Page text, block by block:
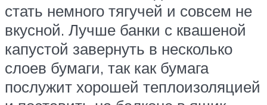
стать немного тягучей и совсем не
вкусной. Лучше банки с квашеной
капустой завернуть в несколько
слоев бумаги, так как бумага
послужит хорошей теплоизоляцией